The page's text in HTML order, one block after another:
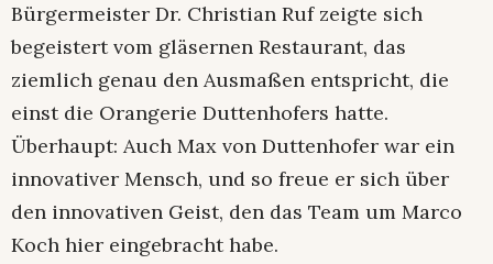
Bürgermeister Dr. Christian Ruf zeigte sich
begeistert vom gläsernen Restaurant, das
ziemlich genau den Ausmaßen entspricht, die
einst die Orangerie Duttenhofers hatte.
Überhaupt: Auch Max von Duttenhofer war ein
innovativer Mensch, und so freue er sich über
den innovativen Geist, den das Team um Marco
Koch hier eingebracht habe.